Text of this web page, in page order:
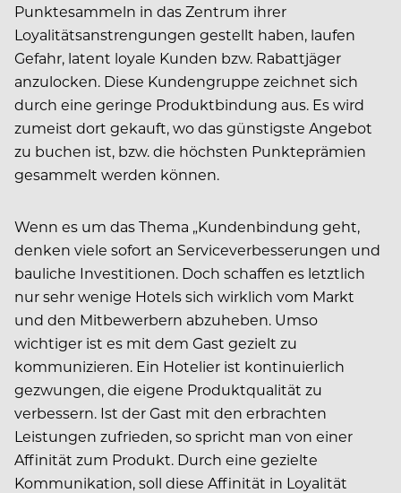
Punktesammeln in das Zentrum ihrer
Loyalitätsanstrengungen gestellt haben, laufen
Gefahr, latent loyale Kunden bzw. Rabattjäger
anzulocken. Diese Kundengruppe zeichnet sich
durch eine geringe Produktbindung aus. Es wird
zumeist dort gekauft, wo das günstigste Angebot
zu buchen ist, bzw. die höchsten Punkteprämien
gesammelt werden können.
Wenn es um das Thema „Kundenbindung geht,
denken viele sofort an Serviceverbesserungen und
bauliche Investitionen. Doch schaffen es letztlich
nur sehr wenige Hotels sich wirklich vom Markt
und den Mitbewerbern abzuheben. Umso
wichtiger ist es mit dem Gast gezielt zu
kommunizieren. Ein Hotelier ist kontinuierlich
gezwungen, die eigene Produktqualität zu
verbessern. Ist der Gast mit den erbrachten
Leistungen zufrieden, so spricht man von einer
Affinität zum Produkt. Durch eine gezielte
Kommunikation, soll diese Affinität in Loyalität